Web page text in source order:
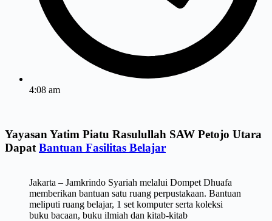
4:08 am
Yayasan Yatim Piatu Rasulullah SAW Petojo Utara
Dapat Bantuan Fasilitas Belajar
Jakarta – Jamkrindo Syariah melalui Dompet Dhuafa
memberikan bantuan satu ruang perpustakaan. Bantuan
meliputi ruang belajar, 1 set komputer serta koleksi
buku bacaan, buku ilmiah dan kitab-kitab